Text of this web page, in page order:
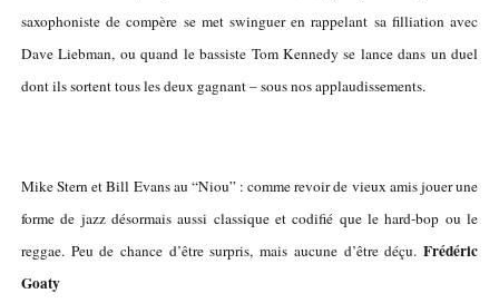
saxophoniste de compère se met swinguer en rappelant sa filliation avec
Dave Liebman, ou quand le bassiste Tom Kennedy se lance dans un duel
dont ils sortent tous les deux gagnant – sous nos applaudissements.
Mike Stern et Bill Evans au “Niou” : comme revoir de vieux amis jouer une
forme de jazz désormais aussi classique et codifié que le hard-bop ou le
reggae. Peu de chance d’être surpris, mais aucune d’être déçu. Frédéric
Goaty